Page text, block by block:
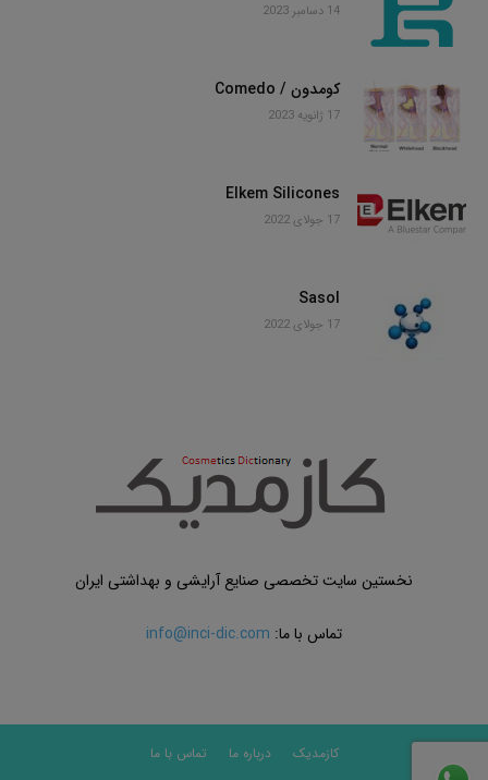
14 دسامبر 2023
کومدون / Comedo
17 ژانویه 2023
Elkem Silicones
17 جولای 2022
Sasol
17 جولای 2022
نخستین سایت تخصصی صنایع آرایشی و بهداشتی ایران
تماس با ما: info@inci-dic.com
کازمدیک درباره ما تماس با ما